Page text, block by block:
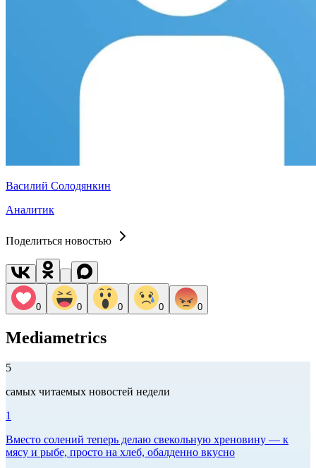
Василий Солодянкин
Аналитик
Поделиться новостью
0 0 0 0 0
Mediametrics
5
самых читаемых новостей недели
1
Вместо солений теперь делаю свекольную хреновину — к
мясу и рыбе, просто на хлеб, обалденно вкусно